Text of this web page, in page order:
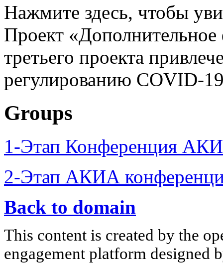
Нажмите здесь, чтобы
Проект
третьего проекта
регулированию COVID-
Groups
1-Этап Конференция
2-Этап АКИА
Back to domain
This content is created by the
engagement platform designed